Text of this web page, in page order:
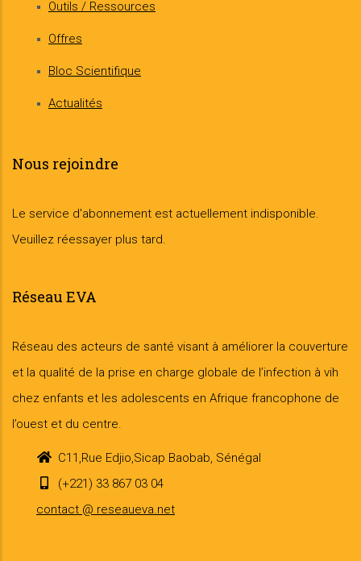
Outils / Ressources
Offres
Bloc Scientifique
Actualités
Nous rejoindre
Le service d'abonnement est actuellement indisponible.
Veuillez réessayer plus tard.
Réseau EVA
Réseau des acteurs de santé visant à améliorer la couverture
et la qualité de la prise en charge globale de l’infection à vih
chez enfants et les adolescents en Afrique francophone de
l’ouest et du centre.
C11,Rue Edjio,Sicap Baobab, Sénégal
(+221) 33 867 03 04
contact @ reseaueva.net